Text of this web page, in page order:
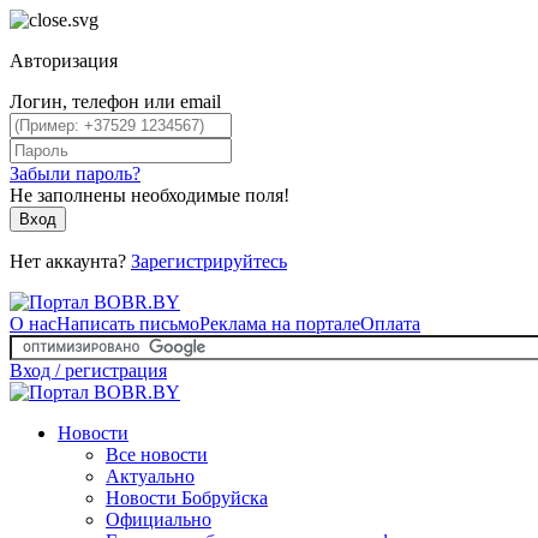
Авторизация
Логин, телефон или email
Забыли пароль?
Не заполнены необходимые поля!
Вход
Нет аккаунта? Зарегистрируйтесь
О насНаписать письмоРеклама на порталеОплата
Вход / регистрация
Новости
Все новости
Актуально
Новости Бобруйска
Официально